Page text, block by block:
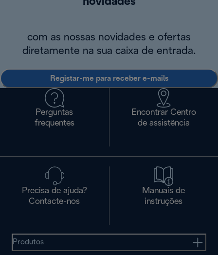
com as nossas novidades e ofertas
diretamente na sua caixa de entrada.
Registar-me para receber e-mails
Perguntas
frequentes
Encontrar Centro
de assistência
Precisa de ajuda?
Contacte-nos
Manuais de
instruções
Produtos